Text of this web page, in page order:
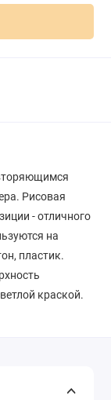
Рисовая
- отличного
на
пластик.
краской.